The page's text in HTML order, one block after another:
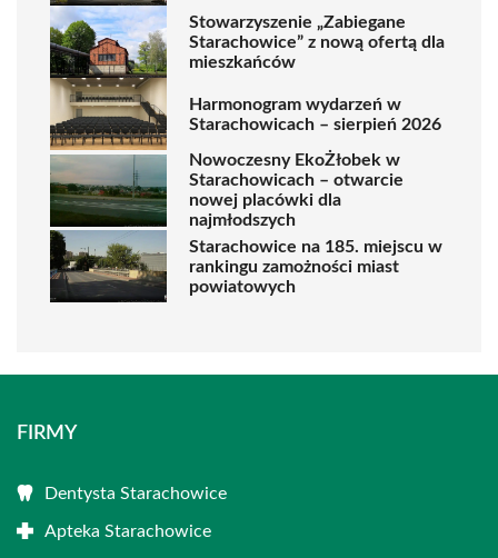
Stowarzyszenie „Zabiegane
Starachowice” z nową ofertą dla
mieszkańców
Harmonogram wydarzeń w
Starachowicach – sierpień 2026
Nowoczesny EkoŻłobek w
Starachowicach – otwarcie
nowej placówki dla
najmłodszych
Starachowice na 185. miejscu w
rankingu zamożności miast
powiatowych
FIRMY
Dentysta Starachowice
Apteka Starachowice